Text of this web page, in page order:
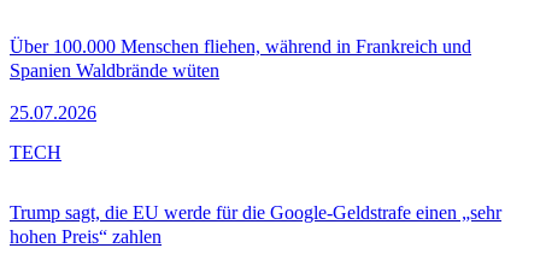
Über 100.000 Menschen fliehen, während in Frankreich und
Spanien Waldbrände wüten
25.07.2026
Trump sagt, die EU werde für die Google-Geldstrafe einen „sehr
hohen Preis“ zahlen
TECH